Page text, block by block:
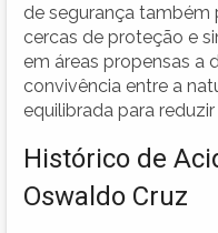
de segurança também
cercas de proteção e
em áreas propensas a
convivência entre a
equilibrada para
Histórico de
Oswaldo Cruz